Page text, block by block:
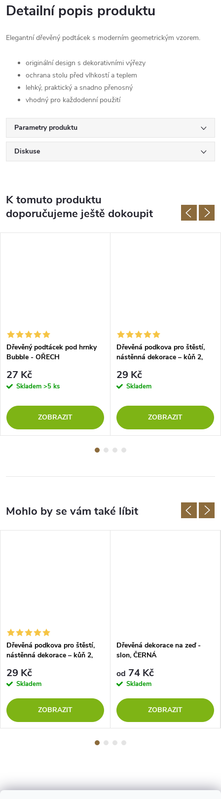
Detailní popis produktu
Elegantní dřevěný podtácek s moderním geometrickým vzorem.
originální design s dekorativními výřezy
ochrana stolu před vlhkostí a teplem
lehký, praktický a snadno přenosný
vhodný pro každodenní použití
Parametry produktu
Diskuse
K tomuto produktu
doporučujeme ještě dokoupit
Dřevěný podtácek pod hrnky
Bubble - OŘECH
27 Kč
Skladem >5 ks
ZOBRAZIT
Dřevěná podkova pro štěstí,
nástěnná dekorace – kůň 2,
29 Kč
Skladem
ZOBRAZIT
Dřevěná podkova pro štěstí,
nástěnná dekorace – kůň 2,
29 Kč
Skladem
ZOBRAZIT
Dřevěná dekorace na zeď -
slon, ČERNÁ
od 74 Kč
Skladem
ZOBRAZIT